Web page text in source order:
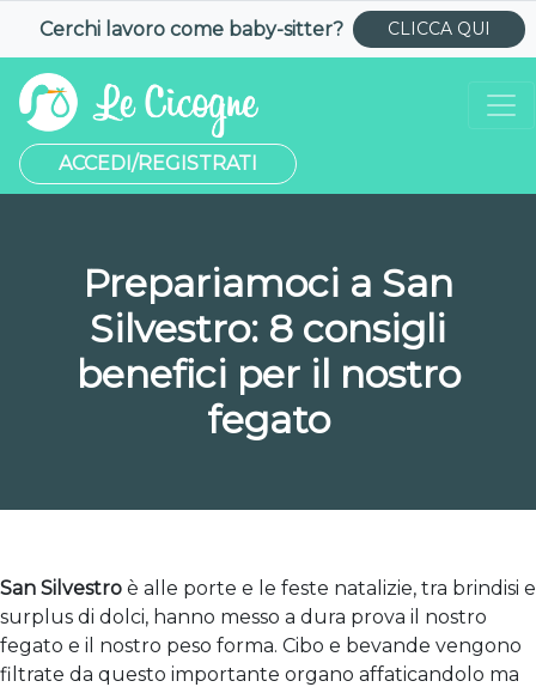
Cerchi lavoro come baby-sitter? CLICCA QUI
ACCEDI/REGISTRATI
Prepariamoci a San
Silvestro: 8 consigli
benefici per il nostro
fegato
San Silvestro è alle porte e le feste natalizie, tra brindisi e
surplus di dolci, hanno messo a dura prova il nostro
fegato e il nostro peso forma. Cibo e bevande vengono
filtrate da questo importante organo affaticandolo ma